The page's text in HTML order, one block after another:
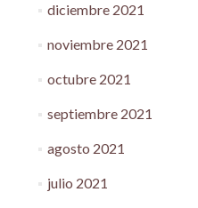
diciembre 2021
noviembre 2021
octubre 2021
septiembre 2021
agosto 2021
julio 2021